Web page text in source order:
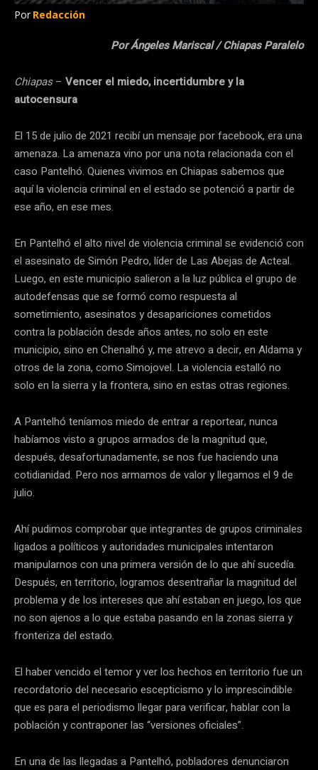
Por Redacción
Por Ángeles Mariscal / Chiapas Paralelo
Chiapas– Vencer el miedo, incertidumbre y la
autocensura
El 15 de julio de 2021 recibí un mensaje por facebook, era una
amenaza. La amenaza vino por una nota relacionada con el
caso Pantelhó. Quienes vivimos en Chiapas sabemos que
aquí la violencia criminal en el estado se potenció a partir de
ese año, en ese mes.
En Pantelhó el alto nivel de violencia criminal se evidenció con
el asesinato de Simón Pedro, líder de Las Abejas de Acteal.
Luego, en este municipio salieron a la luz pública el grupo de
autodefensas que se formó como respuesta al
sometimiento, asesinatos y desapariciones cometidos
contra la población desde años antes, no solo en este
municipio, sino en Chenalhó y, me atrevo a decir, en Aldama y
otros de la zona, como Simojovel. La violencia estalló no
solo en la sierra y la frontera, sino en estas otras regiones.
A Pantelhó teníamos miedo de entrar a reportear, nunca
habíamos visto a grupos armados de la magnitud que,
después, desafortunadamente, se nos fue haciendo una
cotidianidad. Pero nos armamos de valor y llegamos el 9 de
julio.
Ahí pudimos comprobar que integrantes de grupos criminales
ligados a políticos y autoridades municipales intentaron
manipularnos con una primera versión de lo que ahí sucedía.
Después, en territorio, logramos desentrañar la magnitud del
problema y de los intereses que ahí estaban en juego, los que
no son ajenos a lo que estaba pasando en la zonas sierra y
fronteriza del estado.
El haber vencido el temor y ver los hechos en territorio fue un
recordatorio del necesario escepticismo y lo imprescindible
que es para el periodismo llegar para verificar, hablar con la
población y contraponer las “versiones oficiales”.
En una de las llegadas a Pantelhó, pobladores denunciaron